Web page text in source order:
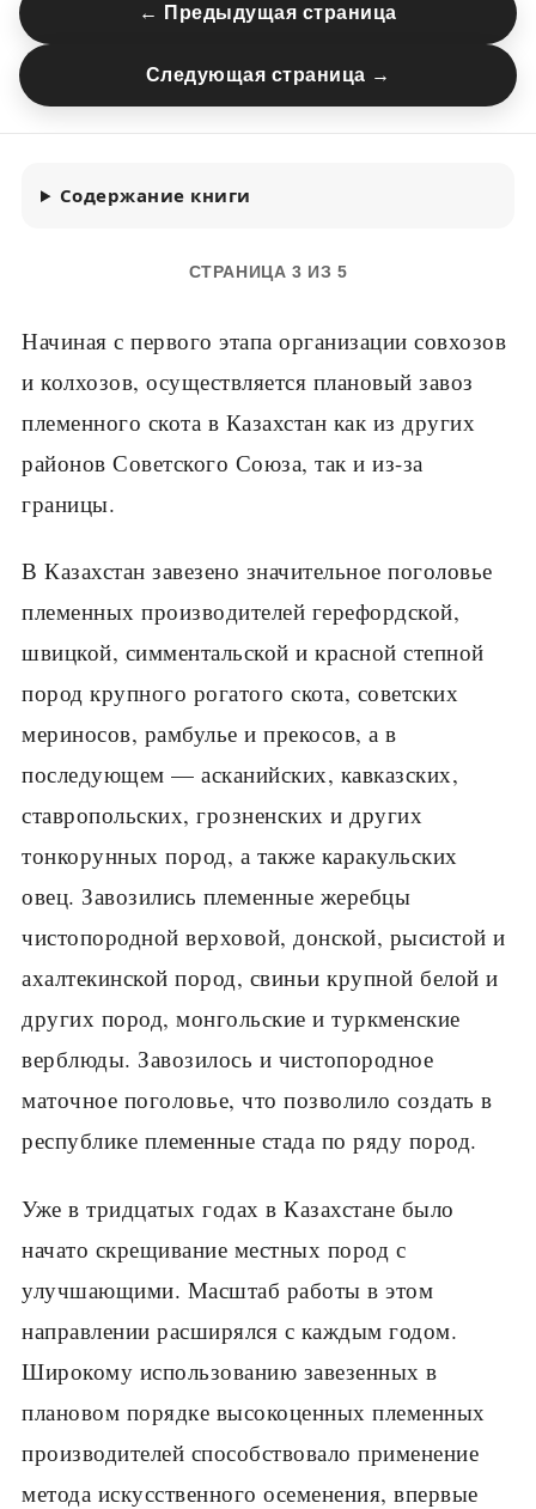
← Предыдущая страница
Следующая страница →
Содержание книги
СТРАНИЦА 3 ИЗ 5
Начиная с первого этапа организации совхозов
и колхозов, осу­ществляется плановый завоз
племенного скота в Казахстан как из дру­гих
районов Советского Союза, так и из-за
границы.
В Казахстан завезено значительное поголовье
племенных произво­дителей герефордской,
швицкой, симментальской и красной степной
пород крупного рогатого скота, советских
мериносов, рамбулье и преко­сов, а в
последующем — асканийских, кавказских,
ставропольских, гроз­ненских и других
тонкорунных пород, а также каракульских
овец. Заво­зились племенные жеребцы
чистопородной верховой, донской, рысистой и
ахалтекинской пород, свиньи крупной белой и
других пород, монголь­ские и туркменские
верблюды. Завозилось и чистопородное
маточное поголовье, что позволило создать в
республике племенные стада по ряду пород.
Уже в тридцатых годах в Казахстане было
начато скрещивание местных пород с
улучшающими. Масштаб работы в этом
направлении расширялся с каждым годом.
Широкому использованию завезенных в
плановом порядке высокоценных племенных
производителей способст­вовало применение
метода искусственного осеменения, впервые